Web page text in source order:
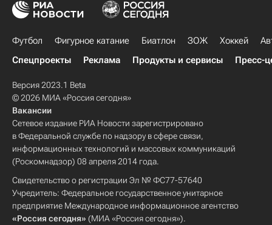
Футбол Фигурное катание Биатлон ЗОЖ Хоккей
Спецпроекты
Реклама Продукты и сервисы Пресс-
Версия 2023.1 Beta
© 2026 МИА «Россия сегодня»
Вакансии
Сетевое издание РИА Новости зарегистрировано
в Федеральной службе по надзору в сфере связи,
информационных технологий и массовых коммуникаций
(Роскомнадзор) 08 апреля 2014 года.
Свидетельство о регистрации Эл № ФС77-57640
Учредитель: Федеральное государственное унитарное
предприятие Международное информационное агентство
«Россия сегодня» (МИА «Россия сегодня»).